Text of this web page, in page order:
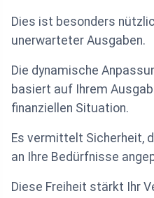
Dies ist besonders
unerwarteter Ausgaben.
Die dynamische
basiert auf Ihrem
finanziellen Situation.
Es vermittelt Sicherheit,
an Ihre Bedürfnisse
Diese Freiheit stärkt Ihr